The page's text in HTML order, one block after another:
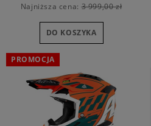
Najniższa cena:3 999,00 zł
DO KOSZYKA
PROMOCJA